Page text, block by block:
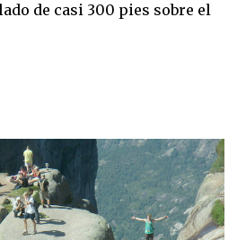
de casi 300 pies sobre el